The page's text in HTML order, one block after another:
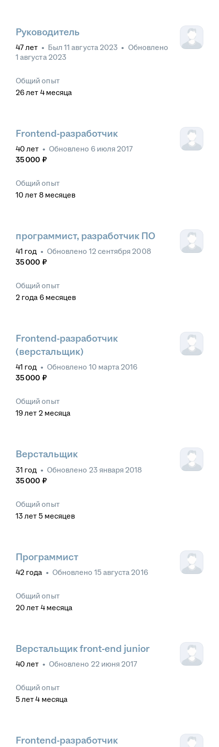
Руководитель
47лет • Был 11 августа 2023 • Обновлено
1 августа 2023
Общий опыт
26лет 4 месяца
Frontend-разработчик
40 лет • Обновлено 6 июля 2017
35 000 ₽
Общий опыт
10 лет 8 месяцев
программист, разработчик ПО
41 год • Обновлено 12 сентября 2008
35 000 ₽
Общий опыт
2 года 6 месяцев
Frontend-разработчик
(верстальщик)
41 год • Обновлено 10 марта 2016
35 000 ₽
Общий опыт
19лет 2 месяца
Верстальщик
31 год • Обновлено 23 января 2018
35 000 ₽
Общий опыт
13 лет 5 месяцев
Программист
42 года • Обновлено 15 августа 2016
Общий опыт
20 лет 4 месяца
Верстальщик front-end junior
40 лет • Обновлено 22 июня 2017
Общий опыт
5 лет 4 месяца
Frontend-разработчик